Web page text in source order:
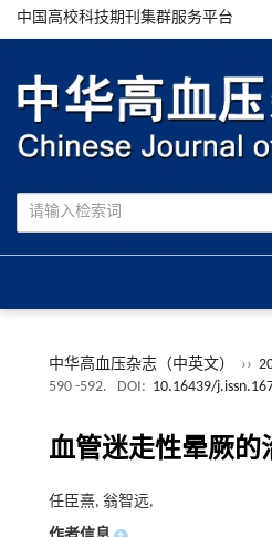
中国高校科技期刊集群服务平台
中华高血压杂志（中英文） ››
590 -592.
DOI: 10.16439/
血管迷走性晕厥的
任臣熹, 翁智远,